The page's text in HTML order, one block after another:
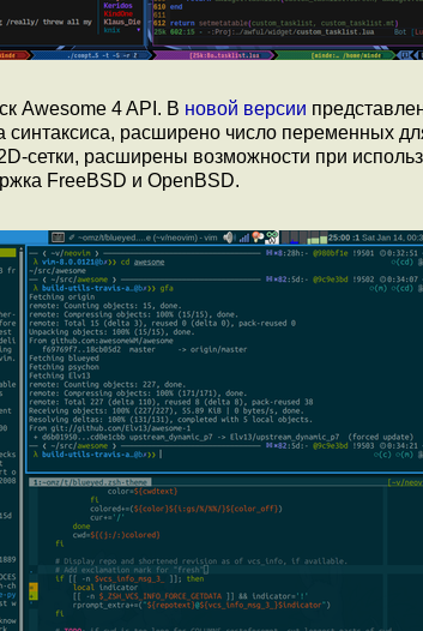
Awesome 4 API. В новой версии
расширено число переменных
сетки, расширены возможности при
FreeBSD и OpenBSD.